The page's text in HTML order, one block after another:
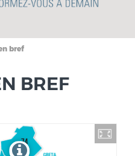
bref
BREF